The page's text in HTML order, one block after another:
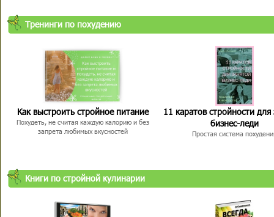
Тренинги по похудению
Как выстроить стройное питание
Похудеть, не считая каждую калорию и без
запрета любимых вкусностей
11 каратов стройности для
бизнес-леди
Простая система
Книги по стройной кулинарии